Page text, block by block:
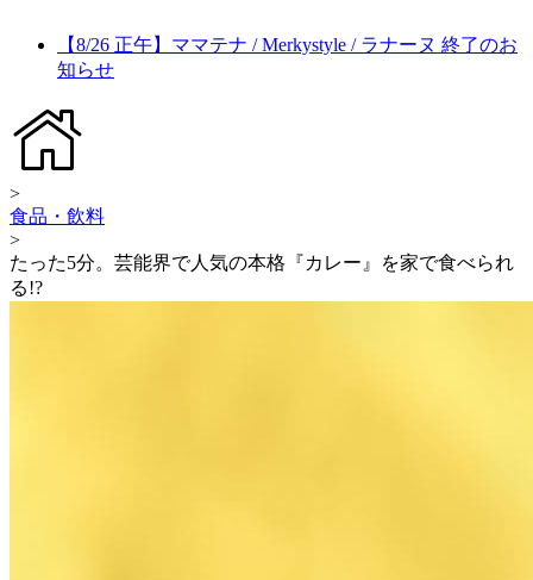
【8/26 正午】ママテナ / Merkystyle / ラナーヌ 終了のお
知らせ
>
食品・飲料
>
たった5分。芸能界で人気の本格『カレー』を家で食べられ
る!?